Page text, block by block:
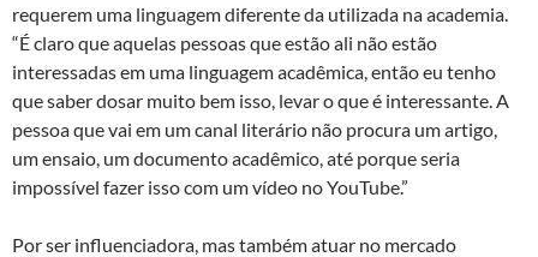
requerem uma linguagem diferente da utilizada na academia.
“É claro que aquelas pessoas que estão ali não estão
interessadas em uma linguagem acadêmica, então eu tenho
que saber dosar muito bem isso, levar o que é interessante. A
pessoa que vai em um canal literário não procura um artigo,
um ensaio, um documento acadêmico, até porque seria
impossível fazer isso com um vídeo no YouTube.”
Por ser influenciadora, mas também atuar no mercado